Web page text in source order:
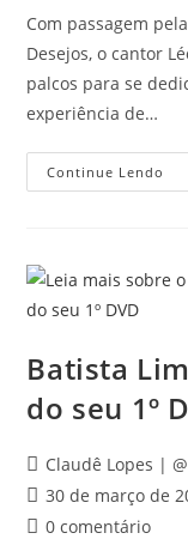
post:
Com passagem
Desejos, o cantor
palcos para se
experiência de…
Continue Lendo
Se
Batista
do seu 1º
Autor
do
post:
Claudê Lopes |
Post
publicado:
30 de março de
Comentários
0 comentário